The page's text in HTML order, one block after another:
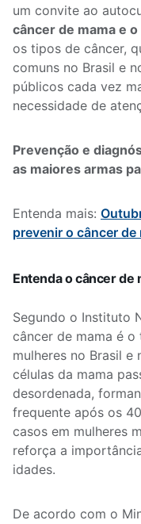
um convite ao
câncer de mama e
os tipos de câncer,
comuns no Brasil e
públicos cada vez
necessidade de
Prevenção e
as maiores armas
Entenda mais:
prevenir o câncer de
Entenda o câncer de
Segundo o Instituto
câncer de mama é
mulheres no Brasil e
células da mama
desordenada,
frequente após os
casos em mulheres
reforça a
idades.
De acordo com o